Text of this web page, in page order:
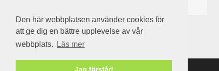
Den här webbplatsen använder cookies för
att ge dig en bättre upplevelse av vår
webbplats.
Läs mer
Jag förstår!